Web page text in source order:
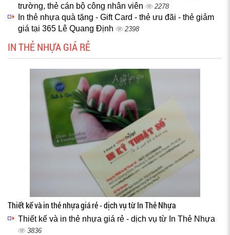
trường, thẻ cán bộ công nhân viên
2278
In thẻ nhựa quà tặng - Gift Card - thẻ ưu đãi - thẻ giảm
giá tại 365 Lê Quang Định
2398
IN THẺ NHỰA GIÁ RẺ
Thiết kế và in thẻ nhựa giá rẻ - dịch vụ từ In Thẻ Nhựa
Thiết kế và in thẻ nhựa giá rẻ - dịch vụ từ In Thẻ Nhựa
3836